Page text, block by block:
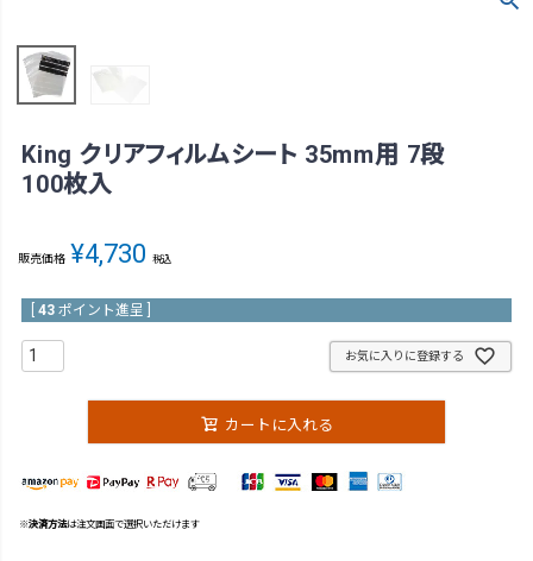
King クリアフィルムシート 35mm用 7段
100枚入
販売価格 ¥4,730 税込
43 ポイント進呈 ]
お気に入りに登録する
カートに入れる
※決済方法は注文画面で選択いただけます